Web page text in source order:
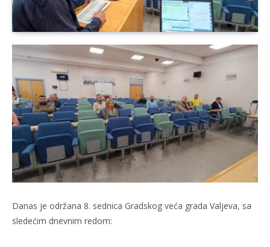
Danas je održana 8. sednica Gradskog veća grada Valjeva, sa
sledećim dnevnim redom: